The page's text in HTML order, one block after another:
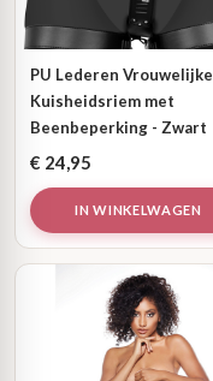
PU Lederen Vrouwelijke
Kuisheidsriem met
Beenbeperking - Zwart
€ 24,95
IN WINKELWAGEN